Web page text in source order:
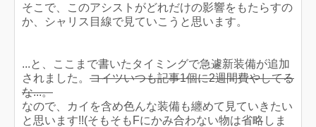
そこで、このアシストがどれだけの影響をもたらすの
か、シャリス目線で見ていこうと思います。
...と、ここまで書いたタイミングで急遽新装備が追加
されました。 コイツいつも記事1個に2週間費やしてる
な...。
なので、カイを含め色んな装備も纏めて見ていきたい
と思います!!(そもそもFにかみ合わない物は省略しま